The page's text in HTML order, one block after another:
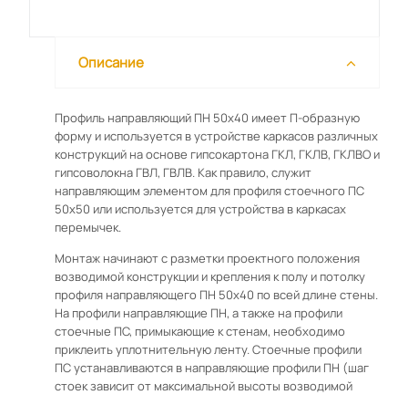
Описание
Профиль направляющий ПН 50х40 имеет П-образную
форму и используется в устройстве каркасов различных
конструкций на основе гипсокартона ГКЛ, ГКЛВ, ГКЛВО и
гипсоволокна ГВЛ, ГВЛВ. Как правило, служит
направляющим элементом для профиля стоечного ПС
50х50 или используется для устройства в каркасах
перемычек.
Монтаж начинают с разметки проектного положения
возводимой конструкции и крепления к полу и потолку
профиля направляющего ПН 50х40 по всей длине стены.
На профили направляющие ПН, а также на профили
стоечные ПС, примыкающие к стенам, необходимо
приклеить уплотнительную ленту. Стоечные профили
ПС устанавливаются в направляющие профили ПН (шаг
стоек зависит от максимальной высоты возводимой